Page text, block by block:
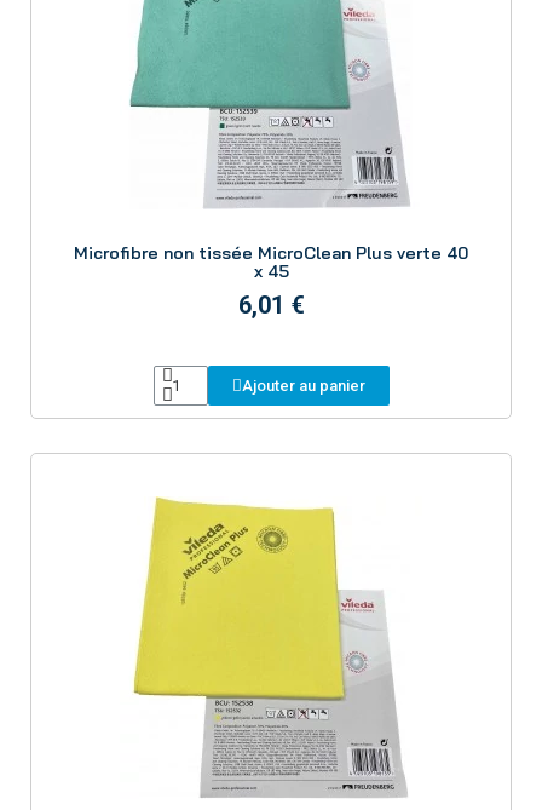
Microfibre non tissée MicroClean Plus verte 40
x 45
6,01 €
Ajouter au panier